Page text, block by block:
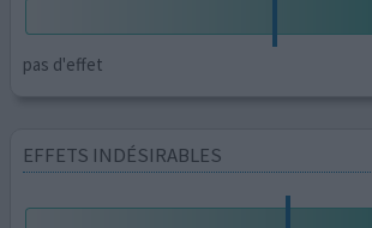
pas d'effet
EFFETS INDÉSIRABLES